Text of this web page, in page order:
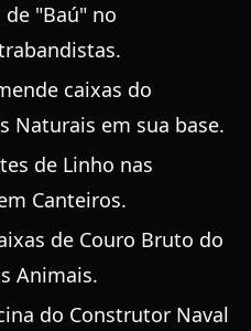
"Baú" no
caixas do
Naturais em sua base.
de Linho nas
Canteiros.
de Couro Bruto do
Animais.
do Construtor Naval